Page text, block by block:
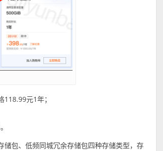
元1年；
包、低频同城冗余存储包四种存储类型，存